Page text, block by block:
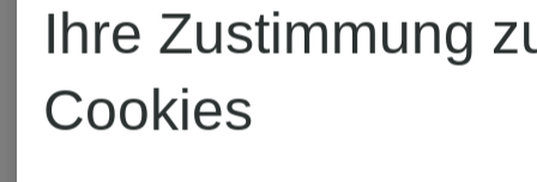
Smoking-
Sakko
Ihre Zustimmung
Cookies